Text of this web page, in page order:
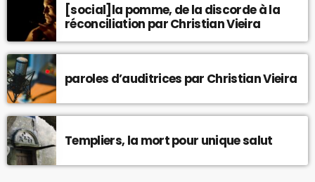
[social]la pomme, de la discorde à la
réconciliation par Christian Vieira
paroles d’auditrices par Christian Vieira
Templiers, la mort pour unique salut